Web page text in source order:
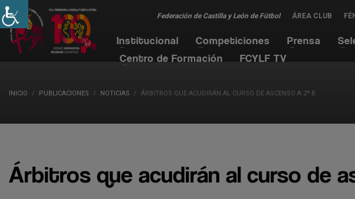
Federación de Castilla y León de Fútbol ÁREA CLUB
Institucional Competiciones Prensa
Centro de Formación
FCYLF TV
INICIO PUBLICACIONES NOTICIAS ÁRBITROS QUE ACUDIRÁN AL CURSO DE ASCENSO A 2ª B
Árbitros que acudirán al curso de